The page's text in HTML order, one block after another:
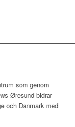
som genom
Øresund bidrar
och Danmark med